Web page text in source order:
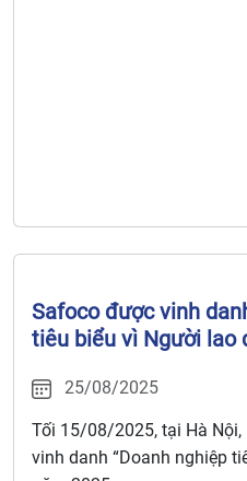
Safoco được vinh
tiêu biểu vì Người lao
25/08/2025
Tối 15/08/2025, tại Hà
vinh danh “Doanh nghiệp